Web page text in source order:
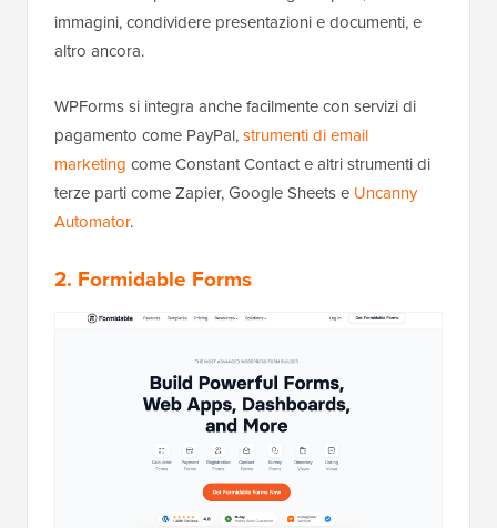
immagini, condividere presentazioni e documenti, e
altro ancora.
WPForms si integra anche facilmente con servizi di
pagamento come PayPal,strumenti di email
marketing come Constant Contact e altri strumenti di
terze parti come Zapier, Google Sheets e Uncanny
Automator.
2. Formidable Forms